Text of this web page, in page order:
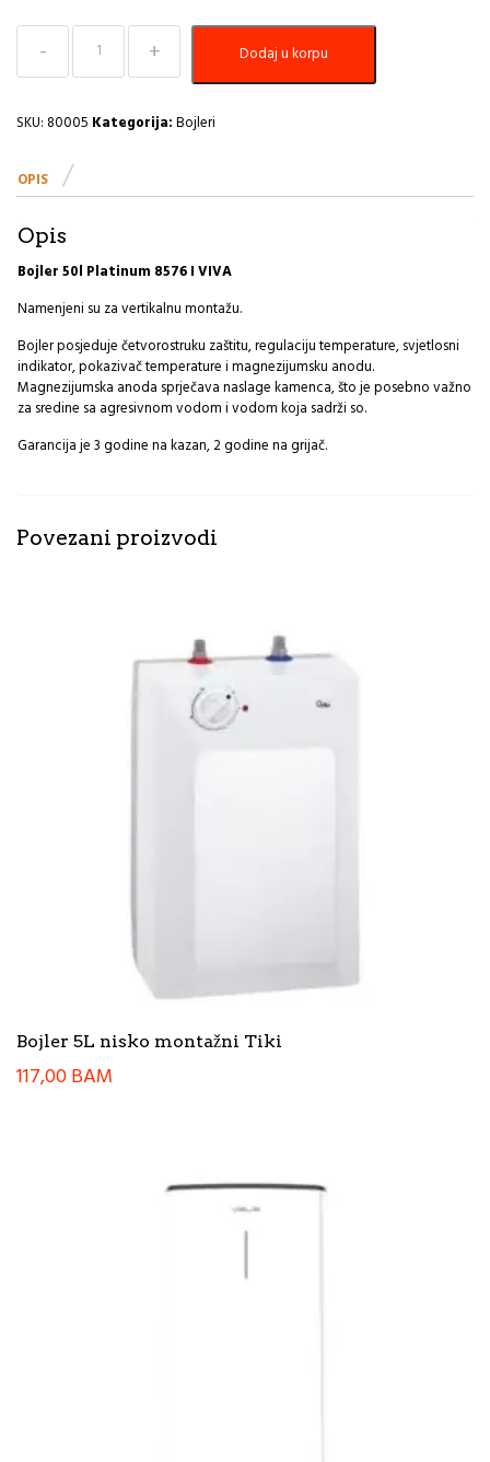
Bojler
Platinum
količina
Dodaj u korpu
SKU: 80005 Kategorija:Bojleri
OPIS
Opis
Bojler 50l Platinum 8576 I VIVA
Namenjeni su za vertikalnu montažu.
Bojler posjeduje četvorostruku zaštitu, regulaciju temperature, svjetlosni
indikator, pokazivač temperature i magnezijumsku anodu.
Magnezijumska anoda sprječava naslage kamenca, što je posebno važno
za sredine sa agresivnom vodom i vodom koja sadrži so.
Garancija je 3 godine na kazan, 2 godine na grijač.
Povezani proizvodi
Bojler 5L nisko montažni Tiki
117,00BAM